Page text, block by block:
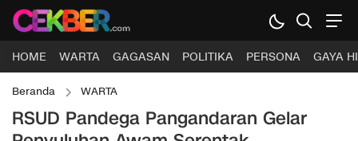
HOME WARTA GAGASAN POLITIKA PERSONA GAYA
Beranda WARTA
RSUD Pandega Pangandaran Gelar